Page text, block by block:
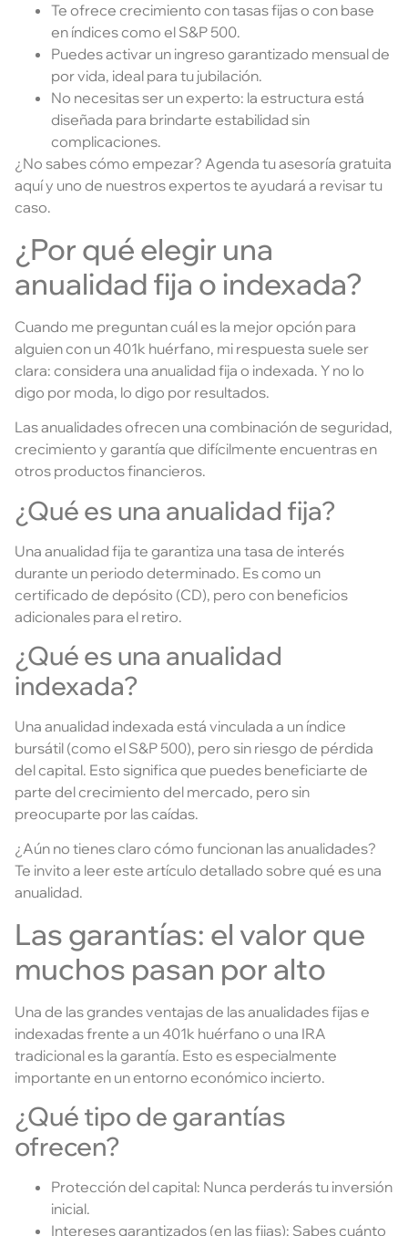
Te ofrece crecimiento con tasas fijas o con base
en índices como el S&P 500.
Puedes activar un ingreso garantizado mensual de
por vida, ideal para tu jubilación.
No necesitas ser un experto: la estructura está
diseñada para brindarte estabilidad sin
complicaciones.
¿No sabes cómo empezar? Agenda tu asesoría gratuita
aquí y uno de nuestros expertos te ayudará a revisar tu
caso.
¿Por qué elegir una
anualidad fija o indexada?
Cuando me preguntan cuál es la mejor opción para
alguien con un 401k huérfano, mi respuesta suele ser
clara: considera una anualidad fija o indexada. Y no lo
digo por moda, lo digo por resultados.
Las anualidades ofrecen una combinación de seguridad,
crecimiento y garantía que difícilmente encuentras en
otros productos financieros.
¿Qué es una anualidad fija?
Una anualidad fija te garantiza una tasa de interés
durante un periodo determinado. Es como un
certificado de depósito (CD), pero con beneficios
adicionales para el retiro.
¿Qué es una anualidad
indexada?
Una anualidad indexada está vinculada a un índice
bursátil (como el S&P 500), pero sin riesgo de pérdida
del capital. Esto significa que puedes beneficiarte de
parte del crecimiento del mercado, pero sin
preocuparte por las caídas.
¿Aún no tienes claro cómo funcionan las anualidades?
Te invito a leer este artículo detallado sobre qué es una
anualidad.
Las garantías: el valor que
muchos pasan por alto
Una de las grandes ventajas de las anualidades fijas e
indexadas frente a un 401k huérfano o una IRA
tradicional es la garantía. Esto es especialmente
importante en un entorno económico incierto.
¿Qué tipo de garantías
ofrecen?
Protección del capital: Nunca perderás tu inversión
inicial.
Intereses garantizados (en las fijas): Sabes cuánto